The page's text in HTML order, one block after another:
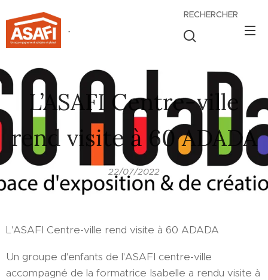
.
RECHERCHER
L’ASAFI Centre-ville
rend visite à 60 ADADA
22/07/2022
L'ASAFI Centre-ville rend visite à 60 ADADA
Un groupe d'enfants de l'ASAFI centre-ville
accompagné de la formatrice Isabelle a rendu visite à